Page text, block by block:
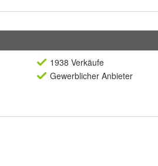
1938 Verkäufe
Gewerblicher Anbieter